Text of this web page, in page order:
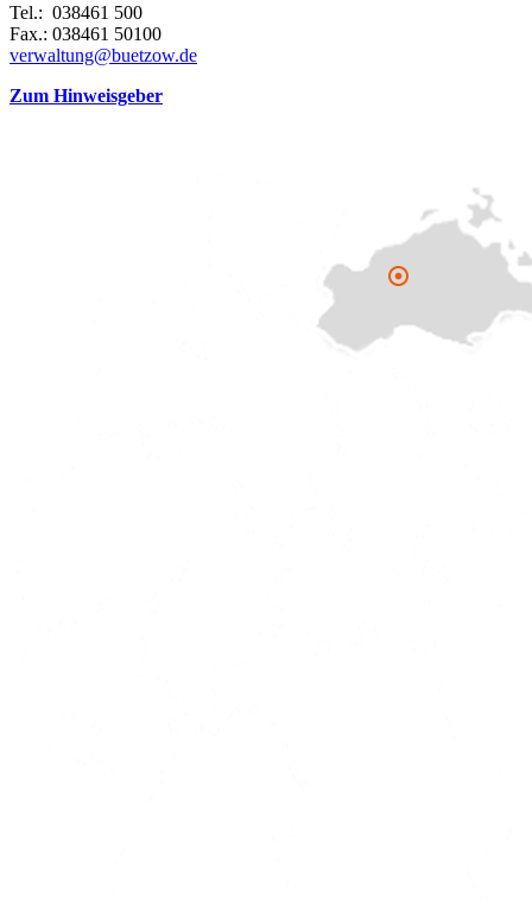
Tel.: 038461 500
Fax.: 038461 50100
verwaltung@buetzow.de
Zum Hinweisgeber